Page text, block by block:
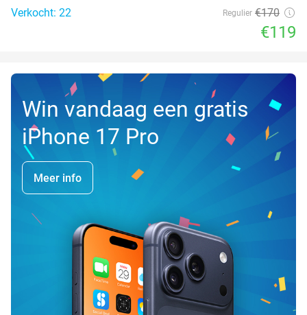
Verkocht: 22
Regulier €170
€119
Win vandaag een gratis
iPhone 17 Pro
Meer info